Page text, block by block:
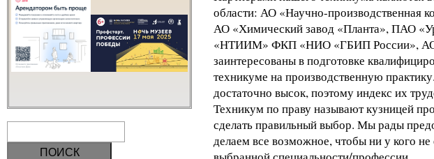
области: АО «Научно-производственная
АО «Химический завод «Планта», ПАО
«НТИИМ» ФКП «НИО «ГБИП России», АО
заинтересованы в подготовке
техникуме на производственную
достаточно высок, поэтому индекс их
Техникум по праву называют кузницей
сделать правильный выбор. Мы рады
делаем все возможное, чтобы ни у кого